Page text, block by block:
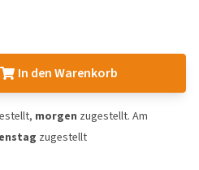
In den Warenkorb
morgen zugestellt. Am
zugestellt